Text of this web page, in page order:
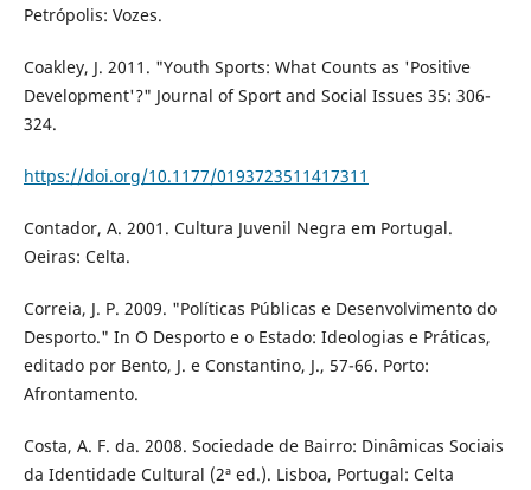
Petrópolis: Vozes.
Coakley, J. 2011. "Youth Sports: What Counts as 'Positive
Development'?" Journal of Sport and Social Issues 35: 306-
324.
https://doi.org/10.1177/0193723511417311
Contador, A. 2001. Cultura Juvenil Negra em Portugal.
Oeiras: Celta.
Correia, J. P. 2009. "Políticas Públicas e Desenvolvimento do
Desporto." In O Desporto e o Estado: Ideologias e Práticas,
editado por Bento, J. e Constantino, J., 57-66. Porto:
Afrontamento.
Costa, A. F. da. 2008. Sociedade de Bairro: Dinâmicas Sociais
da Identidade Cultural (2ª ed.). Lisboa, Portugal: Celta